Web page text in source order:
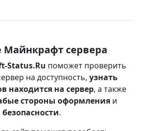
Майнкрафт сервера
Status.Ru поможет проверить
на доступность, узнать
находится на сервер, а также
стороны оформления и
безопасности.